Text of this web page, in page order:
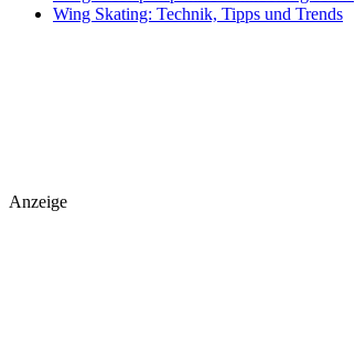
Wing Skating: Technik, Tipps und Trends
Anzeige